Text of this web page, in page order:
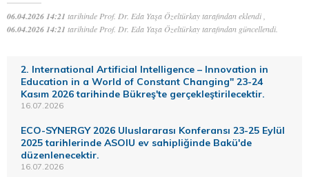
06.04.2026 14:21 tarihinde Prof. Dr. Eda Yaşa Özeltürkay tarafından eklendi ,
06.04.2026 14:21 tarihinde Prof. Dr. Eda Yaşa Özeltürkay tarafından güncellendi.
2. International Artificial Intelligence – Innovation in
Education in a World of Constant Changing" 23-24
Kasım 2026 tarihinde Bükreş'te gerçekleştirilecektir.
16.07.2026
ECO-SYNERGY 2026 Uluslararası Konferansı 23-25 Eylül
2025 tarihlerinde ASOIU ev sahipliğinde Bakü'de
düzenlenecektir.
16.07.2026